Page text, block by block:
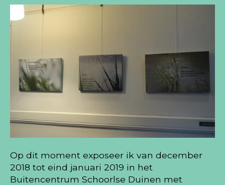
Op dit moment exposeer ik van december
2018 tot eind januari 2019 in het
Buitencentrum Schoorlse Duinen met